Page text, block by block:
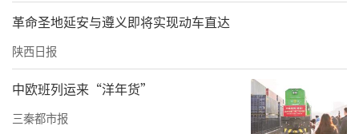
今，底薪提高至3000元，但提成改为了合格
率，达到65%算合格。”
后续还会再涨价吗？该工作人员说，“后续还
不好说，人家好像说，后续计时打卡后，可能
会按照学时收费的模式。人家实行计时打卡的
革命圣地延安与遵义即将实现动车直达
陕西日报
中欧班列运来“洋年货”
三秦都市报